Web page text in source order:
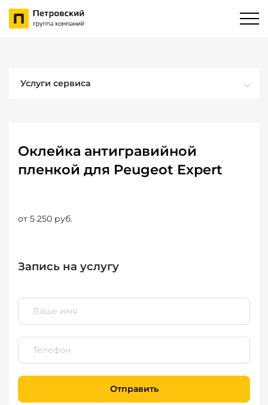
Услуги сервиса
Оклейка антигравийной
пленкой для Peugeot Expert
от 5 250 руб.
Запись на услугу
Отправить